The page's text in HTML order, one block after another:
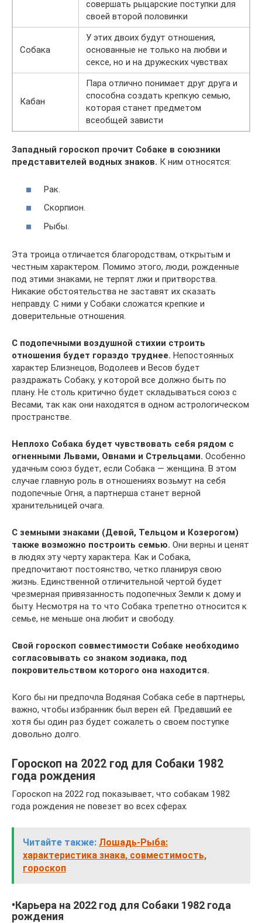
совершать рыцарские поступки для
своей второй половинки
Собака
У этих двоих будут отношения,
основанные не только на любви и
сексе, но и на дружеских чувствах
Кабан
Пара отлично понимает друг друга и
способна создать крепкую семью,
которая станет предметом
всеобщей зависти
Западный гороскоп прочит Собаке в союзники
представителей водных знаков. К ним относятся:
Рак.
Скорпион.
Рыбы.
Эта троица отличается благородствам, открытым и
честным характером. Помимо этого, люди, рожденные
под этими знаками, не терпят лжи и притворства.
Никакие обстоятельства не заставят их сказать
неправду. С ними у Собаки сложатся крепкие и
доверительные отношения.
С подопечными воздушной стихии строить
отношения будет гораздо труднее. Непостоянных
характер Близнецов, Водолеев и Весов будет
раздражать Собаку, у которой все должно быть по
плану. Не столь критично будет складываться союз с
Весами, так как они находятся в одном астрологическом
пространстве.
Неплохо Собака будет чувствовать себя рядом с
огненными Львами, Овнами и Стрельцами. Особенно
удачным союз будет, если Собака — женщина. В этом
случае главную роль в отношениях возьмут на себя
подопечные Огня, а партнерша станет верной
хранительницей очага.
С земными знаками (Девой, Тельцом и Козерогом)
также возможно построить семью. Они верны и ценят
в людях эту черту характера. Как и Собака,
предпочитают постоянство, четко планируя свою
жизнь. Единственной отличительной чертой будет
чрезмерная привязанность подопечных Земли к дому и
быту. Несмотря на то что Собака трепетно относится к
семье, не меньше она любит и свободу.
Свой гороскоп совместимости Собаке необходимо
согласовывать со знаком зодиака, под
покровительством которого она находится.
Кого бы ни предпочла Водяная Собака себе в партнеры,
важно, чтобы избранник был верен ей. Предавший ее
хотя бы один раз будет сожалеть о своем поступке
довольно долго.
Гороскоп на 2022 год для Собаки 1982
года рождения
Гороскоп на 2022 год показывает, что собакам 1982
года рождения не повезет во всех сферах.
Читайте также: Лошадь-Рыба:
характеристика знака, совместимость,
гороскоп
•Карьера на 2022 год для Собаки 1982 года
рождения